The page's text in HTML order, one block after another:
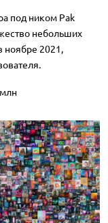
под ником Pak
небольших
ноябре 2021,